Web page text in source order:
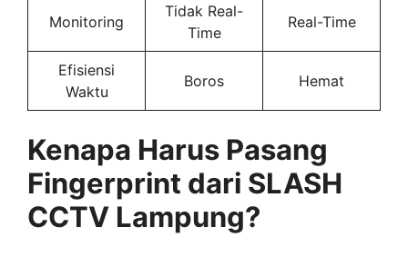
Monitoring
Tidak Real-
Time
Real-Time
Efisiensi
Waktu
Boros Hemat
Kenapa Harus Pasang
Fingerprint dari SLASH
CCTV Lampung?